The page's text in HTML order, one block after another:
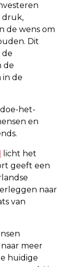
druk,
de wens om
Dit
de
de
in de
het-
en
licht het
geeft een
naar
van
meer
huidige